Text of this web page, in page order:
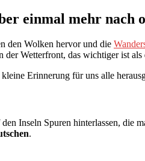
einmal mehr nach
den Wolken hervor und die
Wetterfront, das wichtiger ist
Erinnerung für uns alle
Inseln Spuren hinterlassen, die
.